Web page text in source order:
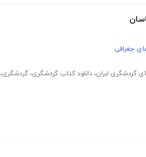
جغرافی
گردشگری ایران، دانلود کتاب گردشگری، گردشگری،